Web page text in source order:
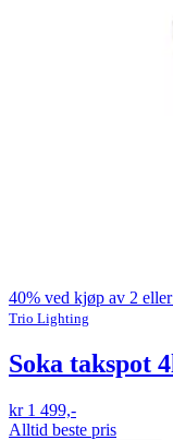
40% ved kjøp av 2
Trio Lighting
Soka takspot
kr 1 499,-
Alltid beste pris